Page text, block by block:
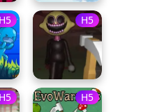
H5
H5